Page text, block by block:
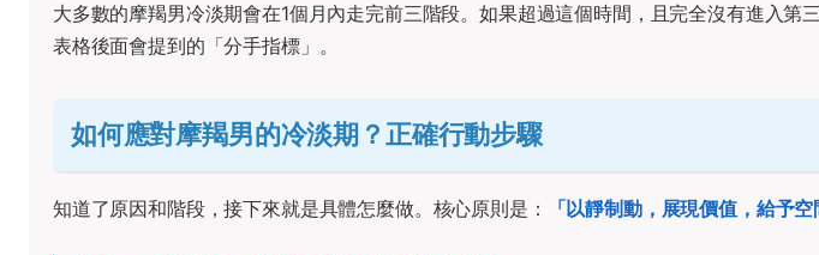
大多數的摩羯男冷淡期會在1個月內走完前三階段。如果超過這個時間，且完全沒有進入第
表格後面會提到的「分手指標」。
如何應對摩羯男的冷淡期？正確行動步驟
知道了原因和階段，接下來就是具體怎麼做。核心原則是： 「以靜制動，展現價值，給予空